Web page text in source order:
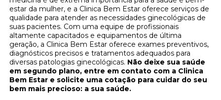
estar da mulher, e a Clinica Bem Estar oferece serviços de
qualidade para atender as necessidades ginecológicas de
suas pacientes. Com uma equipe de profissionais
altamente capacitados e equipamentos de última
geração, a Clinica Bem Estar oferece exames preventivos,
diagnósticos precisos e tratamentos adequados para
diversas patologias ginecológicas. Não deixe sua saúde
em segundo plano, entre em contato com a Clinica
Bem Estar e solicite uma cotação para cuidar do seu
bem mais precioso: a sua saúde.